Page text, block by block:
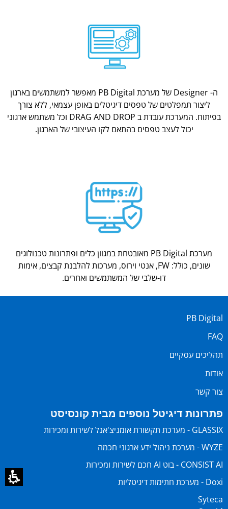
ה- Designer של מערכת PB Digital מאפשר למשתמשים בארגון
ליצור תמפלטים של טפסים דיגיטלים באופן עצמאי, ללא צורך
בפיתוח. המערכת עובדת ב DRAG AND DROP וכל משתמש ארגוני
יכול לעצב טפסים בהתאם לקו העיצובי של הארגון.
מערכת PB Digital מאובטחת במגוון כלים ופתרונות טכנולוגים
שונים, כולל: FW, אנטי וירוס, מערכות להלבנת קבצים, אימות
דו-שלבי של המשתמשים ואחרים.
PB Digital
FAQ
תהליכים עסקיים
אודות
צור קשר
פתרונות דיגיטל נוספים מבית קונסיסט
GLASSIX - מערכת תקשורת אומניצ'אנל לשירות ומכירות
WYZE - מערכת ניהול ידע ארגוני חכמה
CONSIST AI - בוט AI חכם לשירות ומכירות
Doxi - מערכת חתימות דיגיטליות
Syteca